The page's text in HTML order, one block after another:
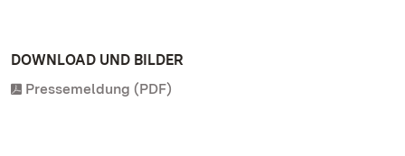
DOWNLOAD UND BILDER
Pressemeldung (PDF)